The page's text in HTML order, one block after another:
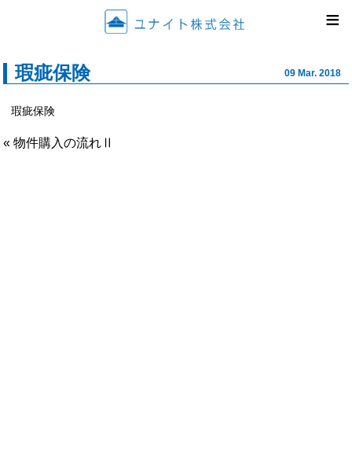
ユナイ
≡
瑕疵保険 09 Mar. 2018
瑕疵保険
« 物件購入の流れⅡ